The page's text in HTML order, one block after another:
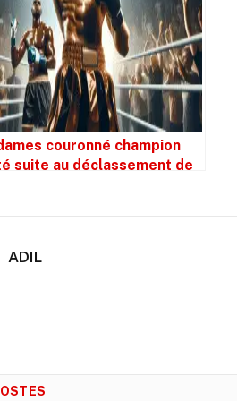
couronné champion
suite au déclassement de
ADIL